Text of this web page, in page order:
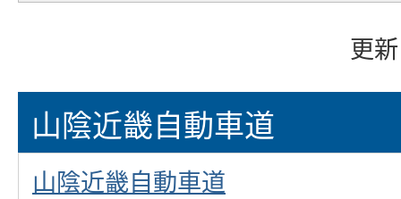
更
山陰近畿自動車道
山陰近畿自動車道